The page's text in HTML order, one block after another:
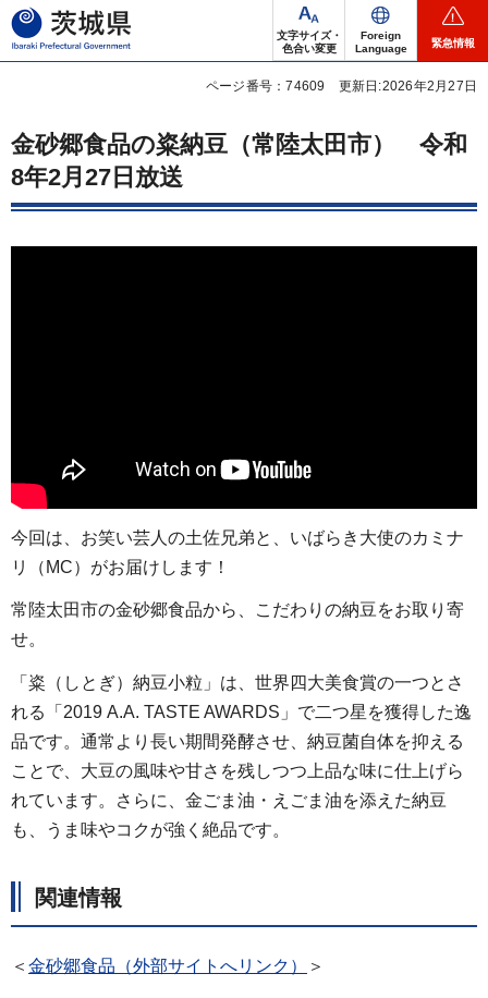
茨城県
文字サイズ・
色合い変更
Foreign
Language
緊急情報
ページ番号：74609 更新日:2026年2月27日
金砂郷食品の粢納豆（常陸太田市） 令和
8年2月27日放送
今回は、お笑い芸人の土佐兄弟と、いばらき大使のカミナ
リ（MC）がお届けします！
常陸太田市の金砂郷食品から、こだわりの納豆をお取り寄
せ。
「粢（しとぎ）納豆小粒」は、世界四大美食賞の一つとさ
れる「2019 A.A. TASTE AWARDS」で二つ星を獲得した逸
品です。通常より長い期間発酵させ、納豆菌自体を抑える
ことで、大豆の風味や甘さを残しつつ上品な味に仕上げら
れています。さらに、金ごま油・えごま油を添えた納豆
も、うま味やコクが強く絶品です。
関連情報
＜ 金砂郷食品（外部サイトへリンク） ＞